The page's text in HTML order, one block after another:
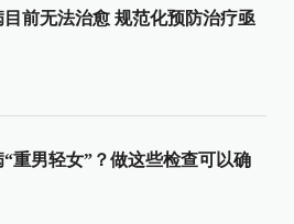
目前无法治愈 规范化预防治疗亟
“重男轻女”？做这些检查可以确